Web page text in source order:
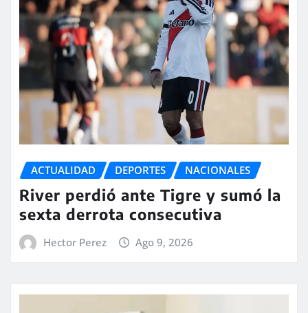
ACTUALIDAD DEPORTES NACIONALES
River perdió ante Tigre y sumó la
sexta derrota consecutiva
Hector Perez Ago 9, 2026